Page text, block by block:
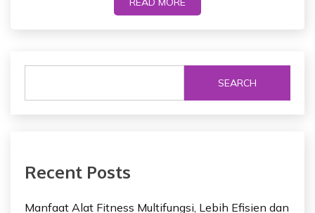
SEARCH
Recent Posts
Manfaat Alat Fitness Multifungsi, Lebih Efisien dan